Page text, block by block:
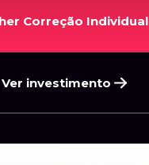
Correção Individual
Ver investimento